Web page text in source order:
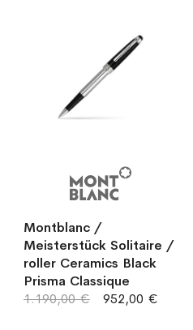
Montblanc /
Meisterstück Solitaire /
roller Ceramics Black
Prisma Classique
952,00 €
1.190,00 €